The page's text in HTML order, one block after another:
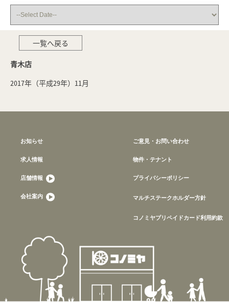
一覧へ戻る
青木店
2017年（平成29年）11月
お知らせ
求人情報
店舗情報
会社案内
ご意見・お問い合わせ
物件・テナント
プライバシーポリシー
マルチステークホルダー方針
コノミヤプリペイドカード利用約款